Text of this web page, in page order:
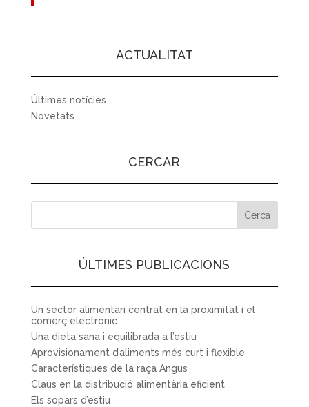
ACTUALITAT
Últimes notícies
Novetats
CERCAR
ÚLTIMES PUBLICACIONS
Un sector alimentari centrat en la proximitat i el
comerç electrònic
Una dieta sana i equilibrada a l’estiu
Aprovisionament d’aliments més curt i flexible
Característiques de la raça Angus
Claus en la distribució alimentària eficient
Els sopars d’estiu